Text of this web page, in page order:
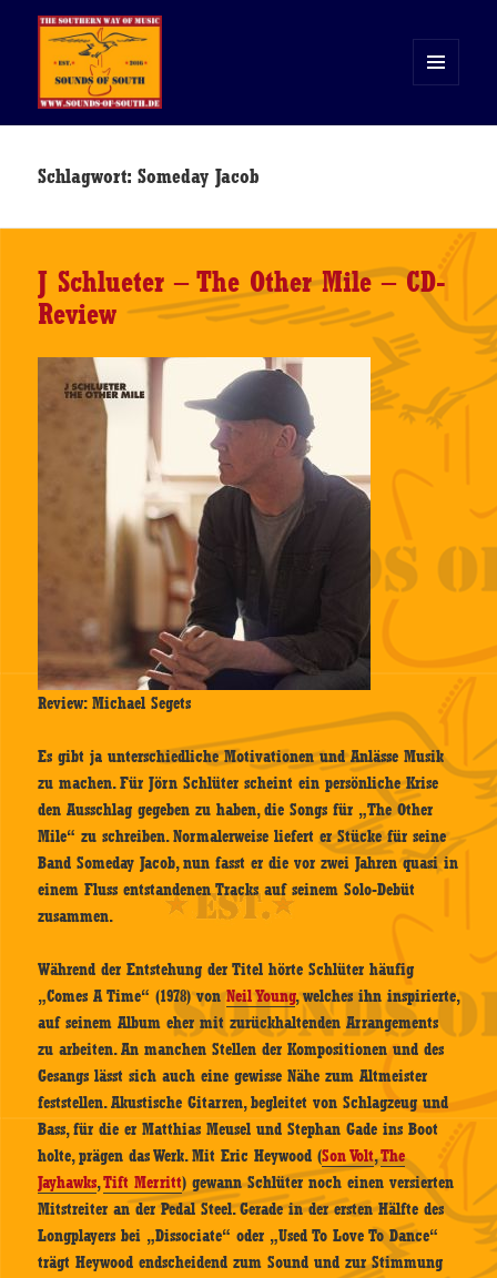
WIDGETS
Schlagwort:Someday Jacob
J Schlueter – The Other Mile – CD-
Review
Review: Michael Segets
Es gibt ja unterschiedliche Motivationen und Anlässe Musik
zu machen. Für Jörn Schlüter scheint ein persönliche Krise
den Ausschlag gegeben zu haben, die Songs für „The Other
Mile“ zu schreiben. Normalerweise liefert er Stücke für seine
Band Someday Jacob, nun fasst er die vor zwei Jahren quasi in
einem Fluss entstandenen Tracks auf seinem Solo-Debüt
zusammen.
Während der Entstehung der Titel hörte Schlüter häufig
„Comes A Time“ (1978) vonNeil Young, welches ihn inspirierte,
auf seinem Album eher mit zurückhaltenden Arrangements
zu arbeiten. An manchen Stellen der Kompositionen und des
Gesangs lässt sich auch eine gewisse Nähe zum Altmeister
feststellen. Akustische Gitarren, begleitet von Schlagzeug und
Bass, für die er Matthias Meusel und Stephan Gade ins Boot
holte, prägen das Werk. Mit Eric Heywood (Son Volt,The
Jayhawks,Tift Merritt) gewann Schlüter noch einen versierten
Mitstreiter an der Pedal Steel. Gerade in der ersten Hälfte des
Longplayers bei „Dissociate“ oder „Used To Love To Dance“
trägt Heywood endscheidend zum Sound und zur Stimmung